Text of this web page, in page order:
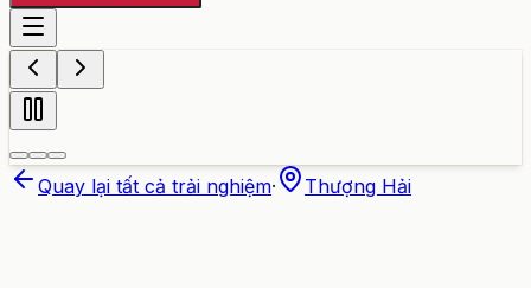
Quay lại tất cả trải nghiệm· Thượng Hải